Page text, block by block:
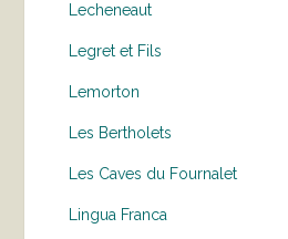
Lecheneaut
Legret et Fils
Lemorton
Les Bertholets
Les Caves du Fournalet
Lingua Franca